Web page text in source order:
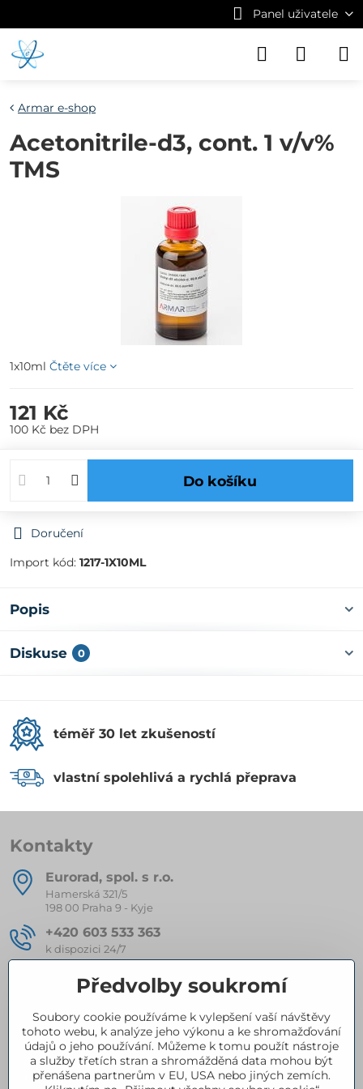
Panel uživatele
Armar e-shop
Acetonitrile-d3, cont. 1 v/v%
TMS
1x10ml Čtěte více
121 Kč
100 Kč bez DPH
Do košíku
Doručení
Import kód: 1217-1X10ML
Popis
Diskuse 0
téměř 30 let zkušeností
vlastní spolehlivá a rychlá přeprava
Kontakty
Eurorad, spol​. s r​.o​.
Hamerská 321/5
198 00 Praha 9 - Kyje
+420 603 533 363
k dispozici 24/7
eurorad​@seznam​.cz
Kompletní nabídka produktů
Certifikace
Předvolby soukromí
Soubory cookie používáme k vylepšení vaší návštěvy
tohoto webu, k analýze jeho výkonu a ke shromažďování
údajů o jeho používání. Můžeme k tomu použít nástroje
a služby třetích stran a shromážděná data mohou být
přenášena partnerům v EU, USA nebo jiných zemích.